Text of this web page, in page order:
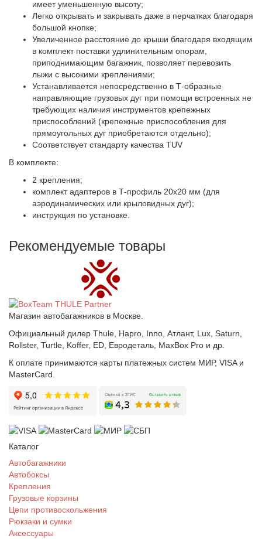
имеет уменьшенную высоту;
Легко открывать и закрывать даже в перчатках благодаря
большой кнопке;
Увеличенное расстояние до крыши благодаря входящим
в комплект поставки удлинительным опорам,
приподнимающим багажник, позволяет перевозить
лыжи с высокими креплениями;
Устанавливается непосредственно в Т-образные
направляющие грузовых дуг при помощи встроенных не
требующих наличия инструментов крепежных
приспособлений (крепежные приспособления для
прямоугольных дуг приобретаются отдельно);
Соответствует стандарту качества TUV
В комплекте:
2 крепления;
комплект адаптеров в Т-профиль 20х20 мм (для
аэродинамических или крыловидных дуг);
инструкция по установке.
Рекомендуемые товары
Магазин автобагажников в Москве.
Официальный дилер Thule, Hapro, Inno, Атлант, Lux, Saturn,
Rollster, Turtle, Koffer, ED, Евродеталь, MaxBox Pro и др.
К оплате принимаются карты платежных систем МИР, VISA и
MasterCard.
Каталог
Автобагажники
Автобоксы
Крепления
Грузовые корзины
Цепи противоскольжения
Рюкзаки и сумки
Аксессуары